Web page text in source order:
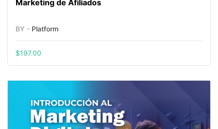
Marketing de Afiliados
BY - Platform
$197.00